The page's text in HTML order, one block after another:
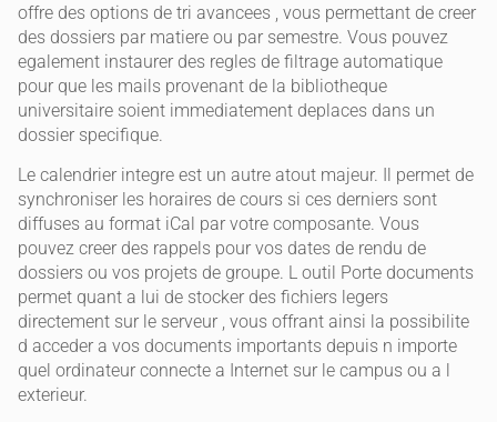
offre des options de tri avancees , vous permettant de creer
des dossiers par matiere ou par semestre. Vous pouvez
egalement instaurer des regles de filtrage automatique
pour que les mails provenant de la bibliotheque
universitaire soient immediatement deplaces dans un
dossier specifique.
Le calendrier integre est un autre atout majeur. Il permet de
synchroniser les horaires de cours si ces derniers sont
diffuses au format iCal par votre composante. Vous
pouvez creer des rappels pour vos dates de rendu de
dossiers ou vos projets de groupe. L outil Porte documents
permet quant a lui de stocker des fichiers legers
directement sur le serveur , vous offrant ainsi la possibilite
d acceder a vos documents importants depuis n importe
quel ordinateur connecte a Internet sur le campus ou a l
exterieur.